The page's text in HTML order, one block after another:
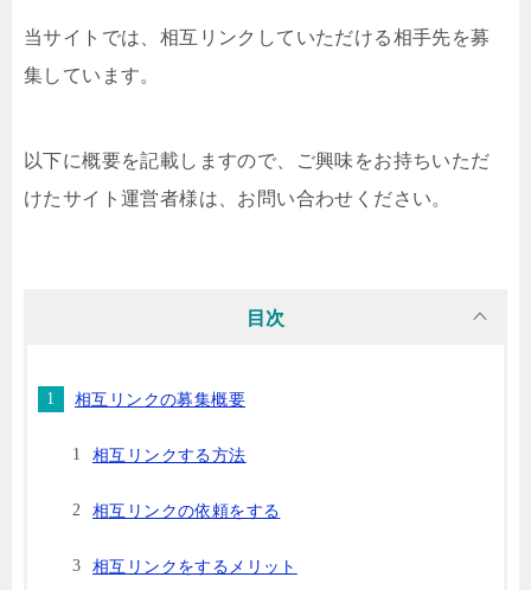
当サイトでは、相互リンクしていただける相手先を募
集しています。
以下に概要を記載しますので、ご興味をお持ちいただ
けたサイト運営者様は、お問い合わせください。
目次
相互リンクの募集概要
相互リンクする方法
相互リンクの依頼をする
相互リンクをするメリット